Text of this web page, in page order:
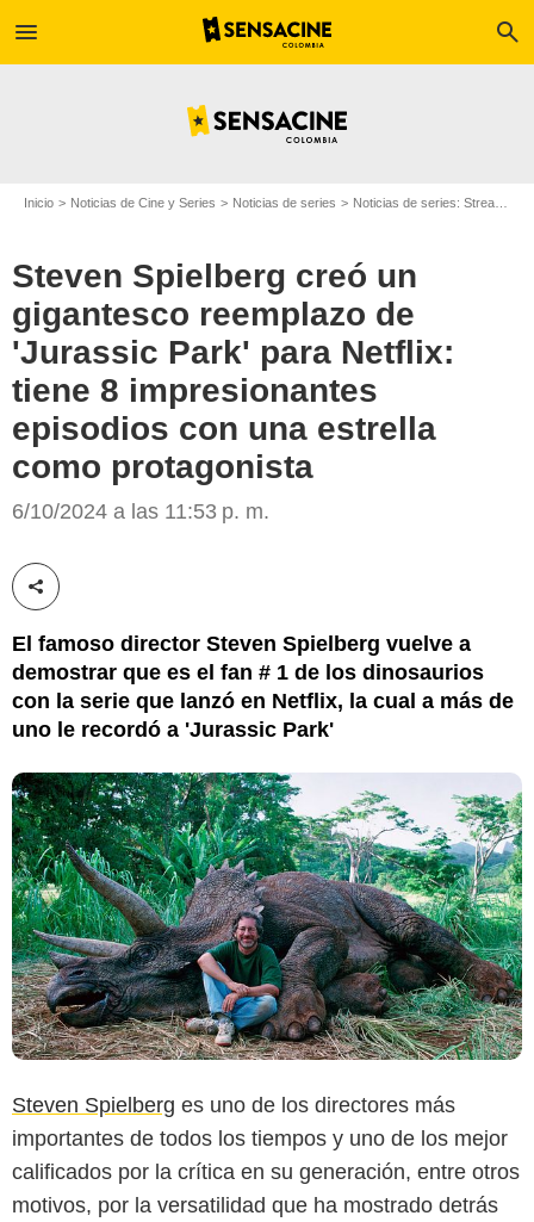
menu search
Inicio Noticias de Cine y Series Noticias de series Noticias de series: Streaming
Steven Spielberg creó un
gigantesco reemplazo de
'Jurassic Park' para Netflix:
tiene 8 impresionantes
episodios con una estrella
como protagonista
6/10/2024 a las 11:53 p. m.
Compartir esta noticia
El famoso director Steven Spielberg vuelve a
demostrar que es el fan # 1 de los dinosaurios
con la serie que lanzó en Netflix, la cual a más de
uno le recordó a 'Jurassic Park'
Steven Spielberg es uno de los directores más
importantes de todos los tiempos y uno de los mejor
calificados por la crítica en su generación, entre otros
motivos, por la versatilidad que ha mostrado detrás